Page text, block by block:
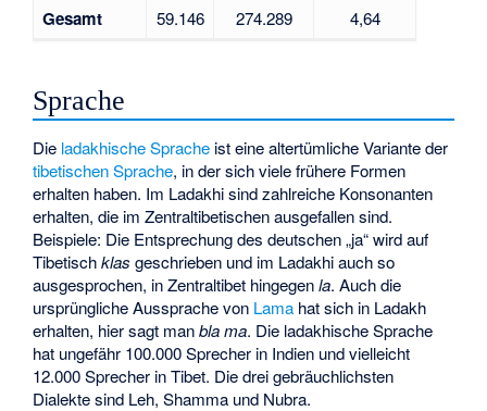
Gesamt 59.146 274.289 4,64
Sprache
Die ladakhische Sprache ist eine altertümliche Variante der
tibetischen Sprache, in der sich viele frühere Formen
erhalten haben. Im Ladakhi sind zahlreiche Konsonanten
erhalten, die im Zentraltibetischen ausgefallen sind.
Beispiele: Die Entsprechung des deutschen „ja“ wird auf
Tibetischklas geschrieben und im Ladakhi auch so
ausgesprochen, in Zentraltibet hingegenla. Auch die
ursprüngliche Aussprache von Lama hat sich in Ladakh
erhalten, hier sagt manbla ma. Die ladakhische Sprache
hat ungefähr 100.000 Sprecher in Indien und vielleicht
12.000 Sprecher in Tibet. Die drei gebräuchlichsten
Dialekte sind Leh, Shamma und Nubra.